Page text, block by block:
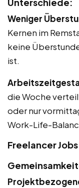
Unterschiede:
Weniger
Kernen im
keine
ist.
die Woche
oder nur
Work-Life-
Freelancer